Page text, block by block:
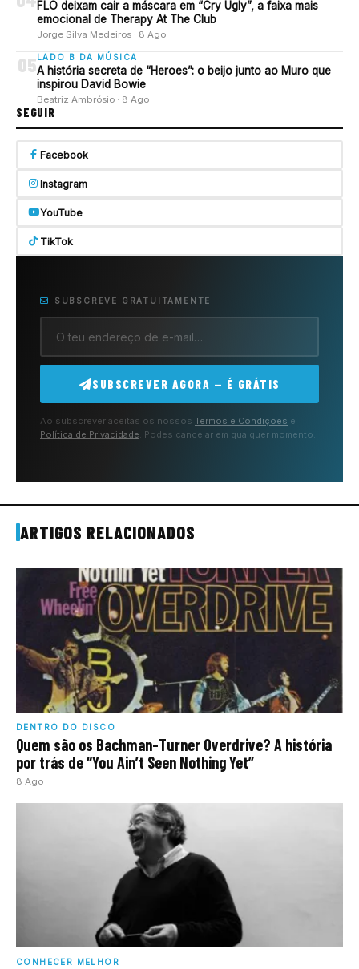
FLO deixam cair a máscara em “Cry Ugly”, a faixa mais
emocional de Therapy At The Club
Jorge Silva Medeiros · 8 Ago
05 LADO B DA MÚSICA
A história secreta de “Heroes”: o beijo junto ao Muro que
inspirou David Bowie
Beatriz Ambrósio · 8 Ago
SEGUIR
Facebook
Instagram
YouTube
TikTok
SUBSCREVE GRATUITAMENTE
SUBSCREVER AGORA — É GRÁTIS
Ao subscrever aceitas os nossos Termos e Condições e
Política de Privacidade. Podes cancelar em qualquer momento.
ARTIGOS RELACIONADOS
DENTRO DO DISCO
Quem são os Bachman-Turner Overdrive? A história
por trás de “You Ain’t Seen Nothing Yet”
8 Ago
CONHECER MELHOR